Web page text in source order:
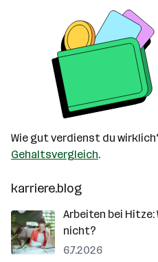
Wie gut verdienst du
Gehaltsvergleich.
karriere.blog
Arbeiten bei
nicht?
6.7.2026